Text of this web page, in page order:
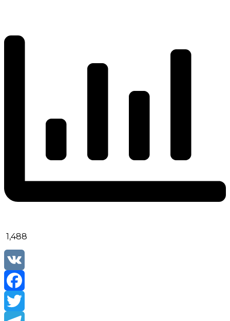
1,488
VK
Facebook